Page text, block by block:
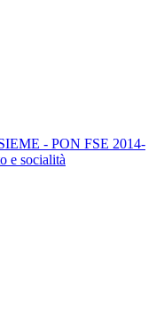
- PON FSE 2014-
e socialità